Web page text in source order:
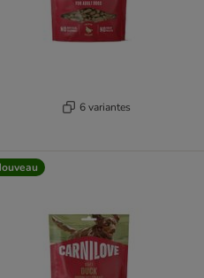
6 variantes